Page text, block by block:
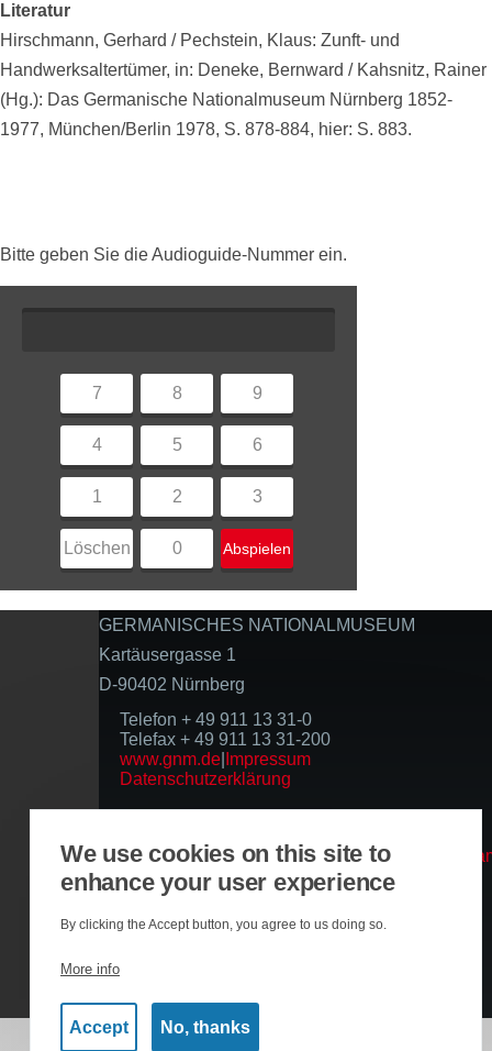
Literatur
Hirschmann, Gerhard / Pechstein, Klaus: Zunft- und
Handwerksaltertümer, in: Deneke, Bernward / Kahsnitz, Rainer
(Hg.): Das Germanische Nationalmuseum Nürnberg 1852-
1977, München/Berlin 1978, S. 878-884, hier: S. 883.
Bitte geben Sie die Audioguide-Nummer ein.
7 8 9
4 5 6
1 2 3
Löschen 0 Abspielen
GERMANISCHES NATIONALMUSEUM
Kartäusergasse 1
D-90402 Nürnberg
Telefon + 49 911 13 31-0
Telefax + 49 911 13 31-200
www.gnm.de Impressum
Datenschutzerklärung
Basierend auf der Infrastruktur
We use cookies on this site to
enhance your user experience
By clicking the Accept button, you agree to us doing so.
More info
Accept No, thanks